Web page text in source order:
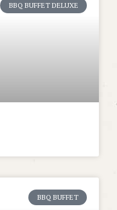
BBQ BUFFET DELUXE
BBQ BUFFET